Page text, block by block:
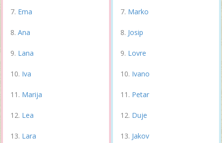
Ema
Ana
Lana
Iva
Marija
Lea
Lara
Marko
Josip
Lovre
Ivano
Petar
Duje
Jakov